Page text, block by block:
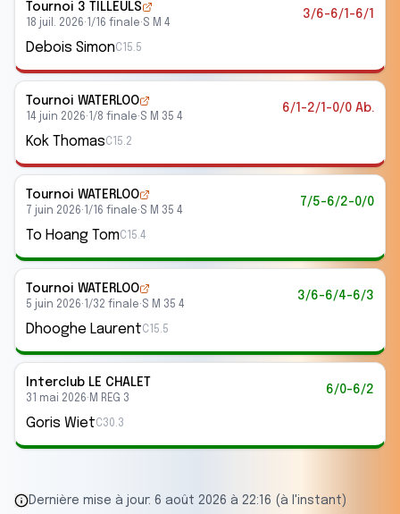
Tournoi 3 TILLEULS
18 juil. 2026· 1/16 finale·S M 4
3/6-6/1-6/1
Debois SimonC15.5
Tournoi WATERLOO
14 juin 2026· 1/8 finale·S M 35 4
6/1-2/1-0/0 Ab.
Kok ThomasC15.2
Tournoi WATERLOO
7 juin 2026· 1/16 finale·S M 35 4
7/5-6/2-0/0
To Hoang TomC15.4
Tournoi WATERLOO
5 juin 2026· 1/32 finale·S M 35 4
3/6-6/4-6/3
Dhooghe LaurentC15.5
Interclub LE CHALET
31 mai 2026· M REG 3
6/0-6/2
Goris WietC30.3
Dernière mise à jour: 6 août 2026 à 22:16 (à l'instant)